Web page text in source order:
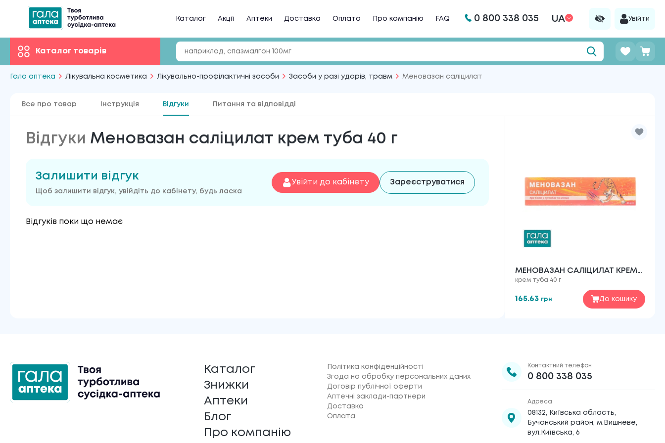
Каталог Акції Аптеки Доставка Оплата Про компанію FAQ 0 800 338 035 UA Увійти
Каталог товарів
Гала аптека Лікувальна косметика Лікувально-профілактичні засоби Засоби у разі ударів, травм Меновазан саліцилат
Все про товар Інструкція Відгуки Питання та відповідді
Відгуки Меновазан саліцилат крем туба 40 г
Залишити відгук
Щоб залишити відгук, увійдіть до кабінету, будь ласка
Увійти до кабінету Зареєструватися
Відгуків поки що немає
МЕНОВАЗАН САЛІЦИЛАТ КРЕМ
ПО 40 Г У ТУБАХ
крем туба 40 г
165.63 грн До кошику
Каталог
Знижки
Аптеки
Блог
Про компанію
Політика конфіденційності
Згода на обробку персональних даних
Договір публічної оферти
Аптечні заклади-партнери
Доставка
Оплата
Контактний телефон
0 800 338 035
Адреса
08132, Київська область,
Бучанський район, м.Вишневе,
вул.Київська, 6